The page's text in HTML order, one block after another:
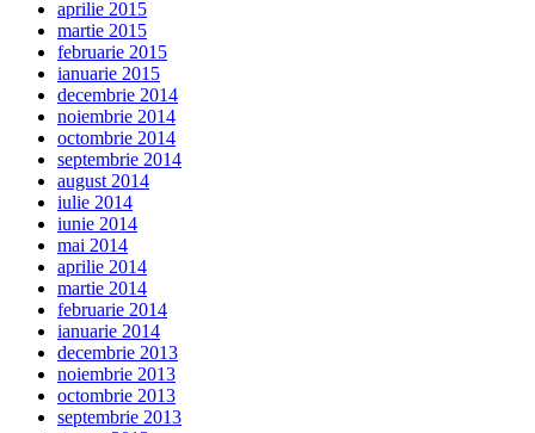
aprilie 2015
martie 2015
februarie 2015
ianuarie 2015
decembrie 2014
noiembrie 2014
octombrie 2014
septembrie 2014
august 2014
iulie 2014
iunie 2014
mai 2014
aprilie 2014
martie 2014
februarie 2014
ianuarie 2014
decembrie 2013
noiembrie 2013
octombrie 2013
septembrie 2013